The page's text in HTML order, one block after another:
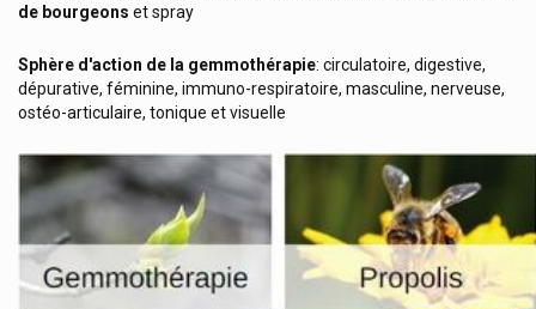
de bourgeons et spray
Sphère d'action de la gemmothérapie: circulatoire, digestive,
dépurative, féminine, immuno-respiratoire, masculine, nerveuse,
ostéo-articulaire, tonique et visuelle
Abbott
Aboca Produits Naturels
Acm Laboratoire
Acuris Medical Care
Adaptil Chiens / Chiots
Additiva Boissons Chaudes Dr. Scheffler
Adp Laboratoire: Clémaflore / Natisane / Apilis